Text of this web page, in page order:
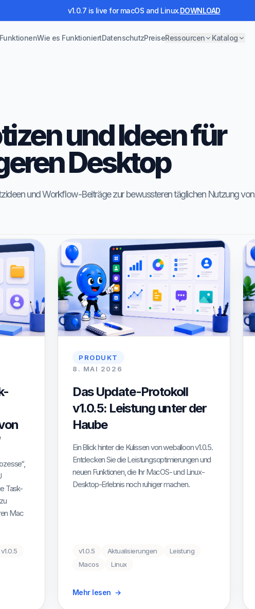
v1.0.7 is live for macOS and Linux.DOWNLOAD
FunktionenWie es FunktioniertDatenschutzPreiseRessourcen Katalog
und Ideen für
Desktop
und Workflow-Beiträge zur bewussteren täglichen Nutzung von
Task-
Mac
v1.0.5
PRODUKT
8. MAI 2026
Das Update-Protokoll
v1.0.5: Leistung unter der
Haube
Ein Blick hinter die Kulissen von weballoon v1.0.5.
Entdecken Sie die Leistungsoptimierungen und
neuen Funktionen, die Ihr MacOS- und Linux-
Desktop-Erlebnis noch ruhiger machen.
v1.0.5 Aktualisierungen
Leistung
Macos
Linux
Mehr lesen →